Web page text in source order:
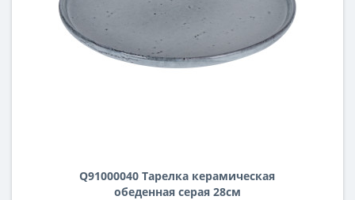
Q91000040 Тарелка керамическая
обеденная серая 28см